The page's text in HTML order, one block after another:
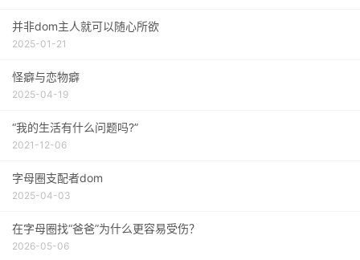
并非dom主人就可以随心所欲
2025-01-21
怪癖与恋物癖
2025-04-19
“我的生活有什么问题吗?”
2021-12-06
字母圈支配者dom
2025-04-03
在字母圈找“爸爸”为什么更容易受伤？
2026-05-06